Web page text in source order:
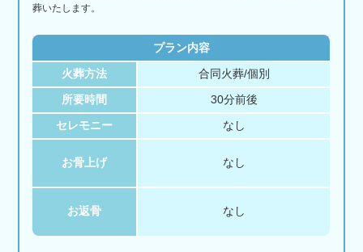
葬いたします。
プラン内容
火葬方法 合同火葬/個別
所要時間 30分前後
セレモニー なし
お骨上げ なし
お返骨 なし